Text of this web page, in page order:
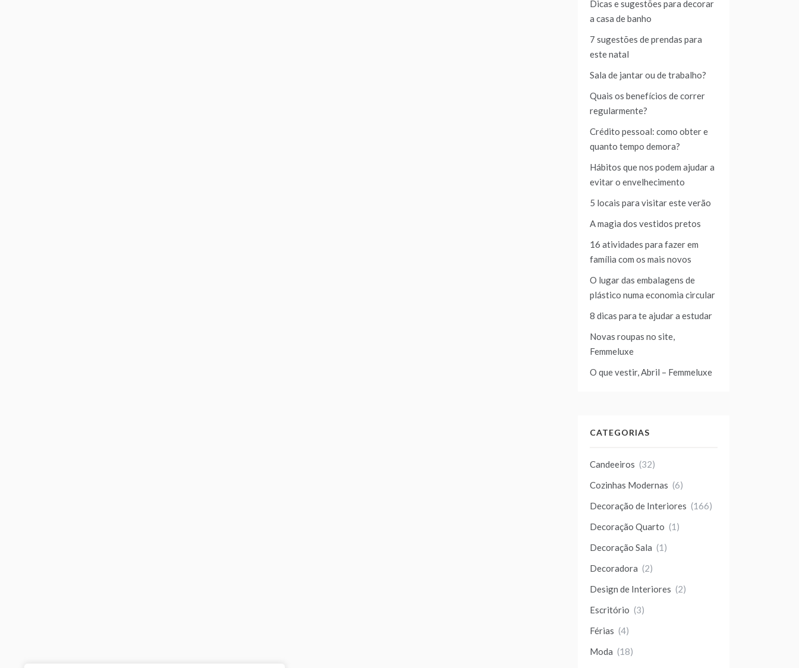
Dicas e sugestões para decorar
a casa de banho
7 sugestões de prendas para
este natal
Sala de jantar ou de trabalho?
Quais os benefícios de correr
regularmente?
Crédito pessoal: como obter e
quanto tempo demora?
Hábitos que nos podem ajudar a
evitar o envelhecimento
5 locais para visitar este verão
A magia dos vestidos pretos
16 atividades para fazer em
família com os mais novos
O lugar das embalagens de
plástico numa economia circular
8 dicas para te ajudar a estudar
Novas roupas no site,
Femmeluxe
O que vestir, Abril – Femmeluxe
CATEGORIAS
Candeeiros (32)
Cozinhas Modernas (6)
Decoração de Interiores (166)
Decoração Quarto (1)
Decoração Sala (1)
Decoradora (2)
Design de Interiores (2)
Escritório (3)
Férias (4)
Moda (18)